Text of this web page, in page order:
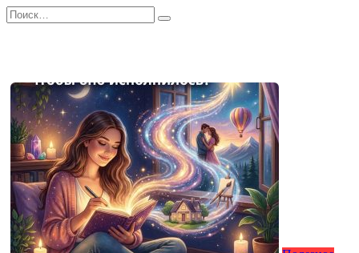
Перейти
к
Search
for: